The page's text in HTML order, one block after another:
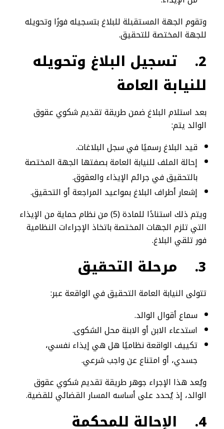
وتقوم الجهة المستقبلة للبلاغ بتسجيله فورًا وتحويله
للجهة المختصة للتحقيق.
2.
تسجيل البلاغ وتحويله
للنيابة العامة
بعد استلام البلاغ ضمن طريقة تقديم شكوي عقوق
الوالد يتم:
قيد البلاغ رسميًا في سجل البلاغات.
إحالة الملف للنيابة العامة بصفتها الجهة المختصة
بالتحقيق في جرائم الإيذاء والعقوق.
إشعار أطراف البلاغ بمواعيد المراجعة أو التحقيق.
ويتم ذلك استنادًا للمادة (5) من نظام حماية من الإيذاء
التي تلزم الجهات المختصة باتخاذ الإجراءات النظامية
فور تلقي البلاغ.
3. مرحلة التحقيق
تتولى النيابة العامة التحقيق في الواقعة عبر:
سماع أقوال الوالد.
استدعاء الابن أو الابنة محل الشكوى.
تكييف الواقعة نظاميًا هل هي إيذاء نفسي،
جسدي، أو امتناع عن واجب شرعي.
ويُعد هذا الإجراء جوهر طريقة تقديم شكوي عقوق
الوالد، إذ يُحدد على أساسه المسار القضائي للقضية.
4.
الإحالة للمحكمة